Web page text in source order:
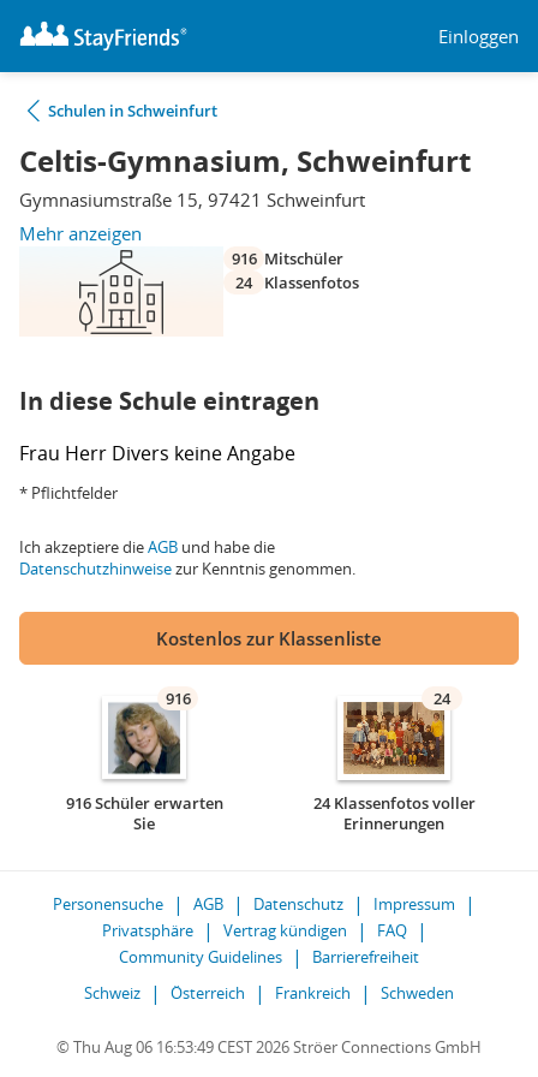
Einloggen
Schulen in Schweinfurt
Celtis-Gymnasium, Schweinfurt
Gymnasiumstraße 15, 97421 Schweinfurt
Mehr anzeigen
916 Mitschüler
24
Klassenfotos
In diese Schule eintragen
Frau Herr Divers keine Angabe
* Pflichtfelder
Ich akzeptiere dieAGB und habe die
Datenschutzhinweisezur Kenntnis genommen.
Kostenlos zur Klassenliste
916
916 Schüler erwarten
Sie
24
24 Klassenfotos voller
Erinnerungen
Personensuche AGB Datenschutz
Impressum
Privatsphäre
Vertrag kündigen
FAQ
Community Guidelines
Barrierefreiheit
Schweiz
Österreich Frankreich Schweden
© Thu Aug 06 16:53:49 CEST 2026 Ströer Connections GmbH